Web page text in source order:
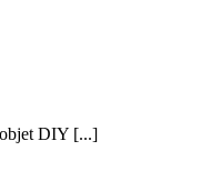
objet DIY [...]